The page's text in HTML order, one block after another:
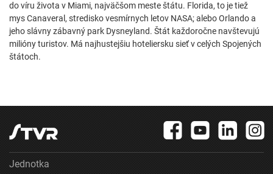
do víru života v Miami, najväčšom meste štátu. Florida, to je tiež
mys Canaveral, stredisko vesmírnych letov NASA; alebo Orlando a
jeho slávny zábavný park Dysneyland. Štát každoročne navštevujú
milióny turistov. Má najhustejšiu hoteliersku sieť v celých Spojených
štátoch.
Jednotka